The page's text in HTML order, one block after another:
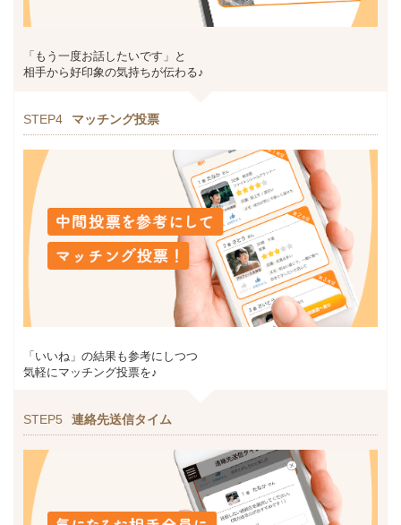
「もう一度お話したいです」と
相手から好印象の気持ちが伝わる♪
STEP4 マッチング投票
「いいね」の結果も参考にしつつ
気軽にマッチング投票を♪
STEP5 連絡先送信タイム